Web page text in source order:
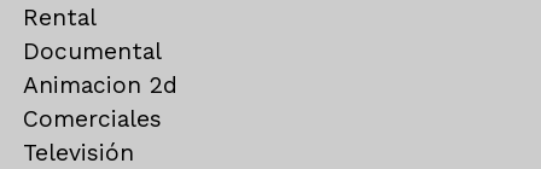
Rental
Documental
Animacion 2d
Comerciales
Televisión